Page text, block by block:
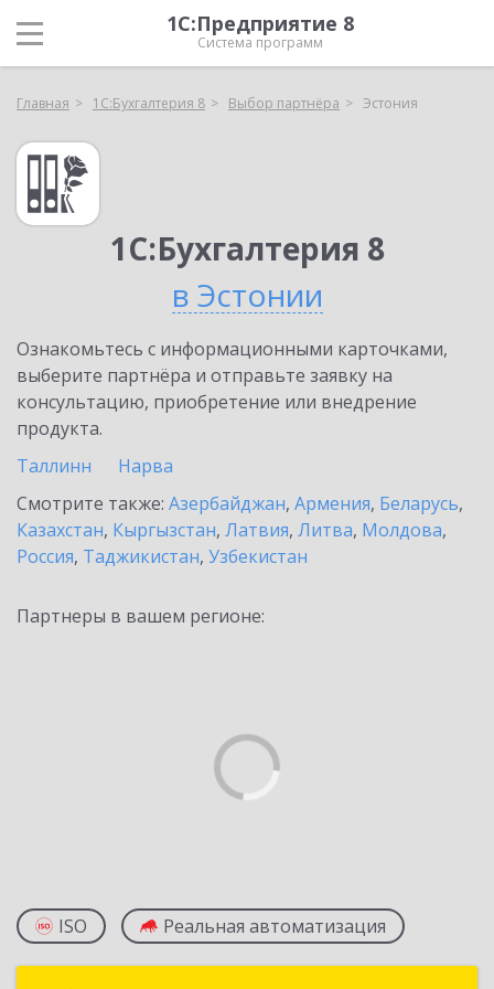
1С:Предприятие 8
Система программ
Главная 1С:Бухгалтерия 8 Выбор партнёра Эстония
1С:Бухгалтерия 8
в Эстонии
Ознакомьтесь с информационными карточками,
выберите партнёра и отправьте заявку на
консультацию, приобретение или внедрение
продукта.
Таллинн
Нарва
Смотрите также: Азербайджан, Армения, Беларусь,
Казахстан, Кыргызстан, Латвия, Литва, Молдова,
Россия, Таджикистан, Узбекистан
Партнеры в вашем регионе:
ISO Реальная автоматизация